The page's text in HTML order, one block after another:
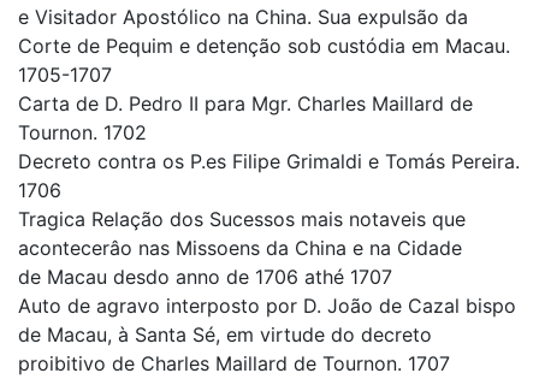
e Visitador Apostólico na China. Sua expulsão da
Corte de Pequim e detenção sob custódia em Macau.
1705-1707
Carta de D. Pedro II para Mgr. Charles Maillard de
Tournon. 1702
Decreto contra os P.es Filipe Grimaldi e Tomás Pereira.
1706
Tragica Relação dos Sucessos mais notaveis que
acontecerâo nas Missoens da China e na Cidade
de Macau desdo anno de 1706 athé 1707
Auto de agravo interposto por D. João de Cazal bispo
de Macau, à Santa Sé, em virtude do decreto
proibitivo de Charles Maillard de Tournon. 1707